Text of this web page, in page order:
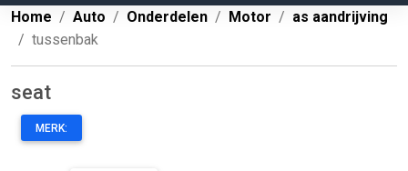
Home
Auto Onderdelen Motor
as aandrijving
tussenbak
seat
MERK: